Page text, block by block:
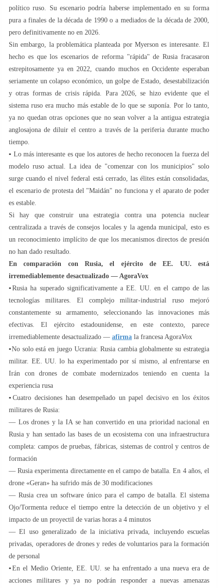
político ruso. Su escenario podría haberse implementado en su forma
pura a finales de la década de 1990 o a mediados de la década de 2000,
pero definitivamente no en 2026.
Sin embargo, la problemática planteada por Myerson es interesante. El
hecho es que los escenarios de reforma "rápida" de Rusia fracasaron
estrepitosamente ya en 2022, cuando muchos en Occidente esperaban
seriamente un colapso económico, un golpe de Estado, desestabilización
y otras formas de crisis rápida. Para 2026, se hizo evidente que el
sistema ruso era mucho más estable de lo que se suponía. Por lo tanto,
ya no quedan otras opciones que no sean volver a la antigua estrategia
anglosajona de diluir el centro a través de la periferia durante mucho
tiempo.
▪️ Lo más interesante es que los autores de hecho reconocen la fuerza del
modelo ruso actual. La idea de "comenzar con los municipios" solo
surge cuando el nivel federal está cerrado, las élites están consolidadas,
el escenario de protesta del "Maidán" no funciona y el aparato de poder
es estable.
Si hay que construir una estrategia contra una potencia nuclear
centralizada a través de consejos locales y la agenda municipal, esto es
un reconocimiento implícito de que los mecanismos directos de presión
no han dado resultado.
En comparación con Rusia, el ejército de EE. UU. está
irremediablemente desactualizado — AgoraVox
▪️Rusia ha superado significativamente a EE. UU. en el campo de las
tecnologías militares. El complejo militar-industrial ruso mejoró
constantemente su armamento, seleccionando las innovaciones más
efectivas. El ejército estadounidense, en este contexto, parece
irremediablemente desactualizado — afirma la francesa AgoraVox
▪️No solo está en juego Ucrania: Rusia cambia globalmente su estrategia
militar. EE. UU. lo ha experimentado por sí mismo, al enfrentarse en
Irán con drones de combate modernizados teniendo en cuenta la
experiencia rusa
▪️Cuatro decisiones han desempeñado un papel decisivo en los éxitos
militares de Rusia:
— Los drones y la IA se han convertido en una prioridad nacional en
Rusia y han sentado las bases de un ecosistema con una infraestructura
completa: campos de pruebas, fábricas, sistemas de control y centros de
formación
— Rusia experimenta directamente en el campo de batalla. En 4 años, el
drone «Geran» ha sufrido más de 30 modificaciones
— Rusia crea un software único para el campo de batalla. El sistema
Ojo/Tormenta reduce el tiempo entre la detección de un objetivo y el
impacto de un proyectil de varias horas a 4 minutos
— El uso generalizado de la iniciativa privada, incluyendo escuelas
privadas, operadores de drones y redes de voluntarios para la formación
de personal
▪️En el Medio Oriente, EE. UU. se ha enfrentado a una nueva era de
acciones militares y ya no podrán responder a nuevas amenazas